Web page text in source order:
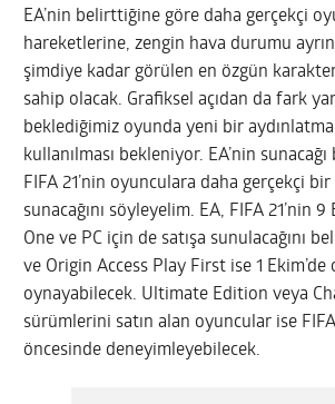
EA’nin belirttiğine göre daha gerçekçi
hareketlerine, zengin hava durumu
şimdiye kadar görülen en özgün karakter
sahip olacak. Grafiksel açıdan da fark
beklediğimiz oyunda yeni bir
kullanılması bekleniyor. EA’nin sunacağı
FIFA 21’nin oyunculara daha gerçekçi
sunacağını söyleyelim. EA, FIFA 21’nin 9
One ve PC için de satışa sunulacağını
ve Origin Access Play First ise 1 Ekim’de
oynayabilecek. Ultimate Edition veya
sürümlerini satın alan oyuncular ise FIFA
öncesinde deneyimleyebilecek.